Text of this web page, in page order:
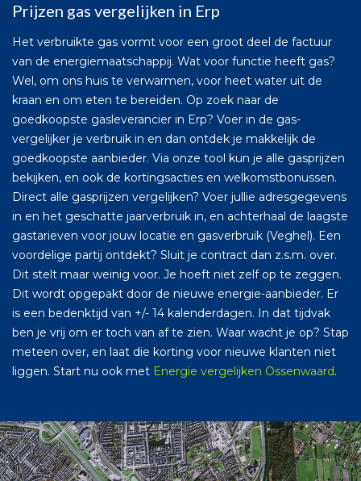
Prijzen gas vergelijken in Erp
Het verbruikte gas vormt voor een groot deel de factuur
van de energiemaatschappij. Wat voor functie heeft gas?
Wel, om ons huis te verwarmen, voor heet water uit de
kraan en om eten te bereiden. Op zoek naar de
goedkoopste gasleverancier in Erp? Voer in de gas-
vergelijker je verbruik in en dan ontdek je makkelijk de
goedkoopste aanbieder. Via onze tool kun je alle gasprijzen
bekijken, en ook de kortingsacties en welkomstbonussen.
Direct alle gasprijzen vergelijken? Voer jullie adresgegevens
in en het geschatte jaarverbruik in, en achterhaal de laagste
gastarieven voor jouw locatie en gasverbruik (Veghel). Een
voordelige partij ontdekt? Sluit je contract dan z.s.m. over.
Dit stelt maar weinig voor. Je hoeft niet zelf op te zeggen.
Dit wordt opgepakt door de nieuwe energie-aanbieder. Er
is een bedenktijd van +/- 14 kalenderdagen. In dat tijdvak
ben je vrij om er toch van af te zien. Waar wacht je op? Stap
meteen over, en laat die korting voor nieuwe klanten niet
liggen. Start nu ook met Energie vergelijken Ossenwaard.